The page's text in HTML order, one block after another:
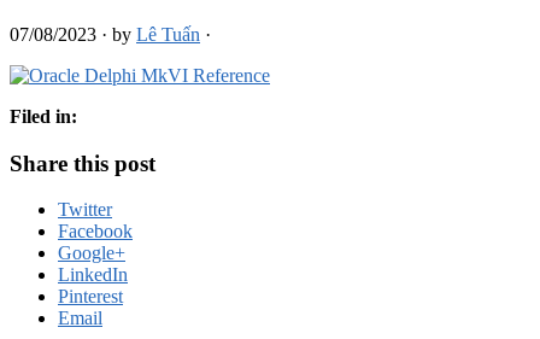
07/08/2023 · by Lê Tuấn ·
Filed in:
Share this post
Twitter
Facebook
Google+
LinkedIn
Pinterest
Email